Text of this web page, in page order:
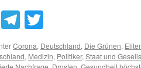
WhatsApp
Telegram
Corona, Deutschland, Die Grünen,
, Medizin, Politiker,Staat und